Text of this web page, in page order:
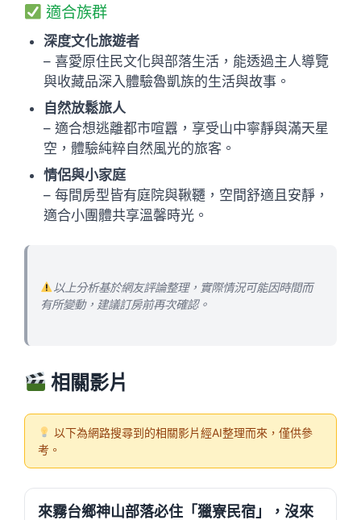
適合族群
深度文化旅遊者
– 喜愛原住民文化與部落生活，能透過主人導覽
與收藏品深入體驗魯凱族的生活與故事。
自然放鬆旅人
– 適合想逃離都市喧囂，享受山中寧靜與滿天星
空，體驗純粹自然風光的旅客。
情侶與小家庭
– 每間房型皆有庭院與鞦韆，空間舒適且安靜，
適合小團體共享溫馨時光。
以上分析基於網友評論整理，實際情況可能因時間而
有所變動，建議訂房前再次確認。
相關影片
以下為網路搜尋到的相關影片經AI整理而來，僅供參
考。
來霧台鄉神山部落必住「獵寮民宿」，沒來